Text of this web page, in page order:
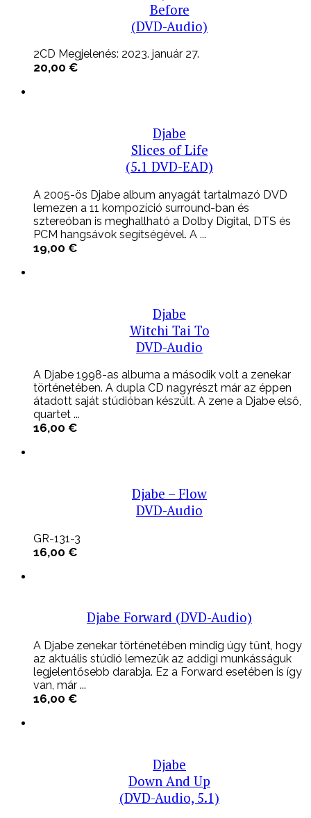
Before
(DVD-Audio)
2CD Megjelenés: 2023. január 27.
20,00 €
Djabe
Slices of Life
(5.1 DVD-EAD)
A 2005-ös Djabe album anyagát tartalmazó DVD
lemezen a 11 kompozíció surround-ban és
sztereóban is meghallható a Dolby Digital, DTS és
PCM hangsávok segítségével. A ...
19,00 €
Djabe
Witchi Tai To
DVD-Audio
A Djabe 1998-as albuma a második volt a zenekar
történetében. A dupla CD nagyrészt már az éppen
átadott saját stúdióban készült. A zene a Djabe első,
quartet ...
16,00 €
Djabe – Flow
DVD-Audio
GR-131-3
16,00 €
Djabe Forward (DVD-Audio)
A Djabe zenekar történetében mindig úgy tűnt, hogy
az aktuális stúdió lemezük az addigi munkásságuk
legjelentősebb darabja. Ez a Forward esetében is így
van, már ...
16,00 €
Djabe
Down And Up
(DVD-Audio, 5.1)